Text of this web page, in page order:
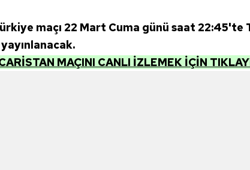
maçı 22 Mart Cuma günü saat 22:45'te
MAÇINI CANLI İZLEMEK İÇİN